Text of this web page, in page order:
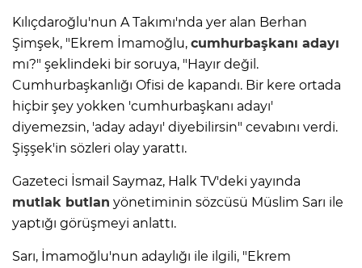
Kılıçdaroğlu'nun A Takımı'nda yer alan Berhan
Şimşek, "Ekrem İmamoğlu, cumhurbaşkanı adayı
mı?" şeklindeki bir soruya, "Hayır değil.
Cumhurbaşkanlığı Ofisi de kapandı. Bir kere ortada
hiçbir şey yokken 'cumhurbaşkanı adayı'
diyemezsin, 'aday adayı' diyebilirsin" cevabını verdi.
Şişşek'in sözleri olay yarattı.
Gazeteci İsmail Saymaz, Halk TV'deki yayında
mutlak butlan yönetiminin sözcüsü Müslim Sarı ile
yaptığı görüşmeyi anlattı.
Sarı, İmamoğlu'nun adaylığı ile ilgili, "Ekrem